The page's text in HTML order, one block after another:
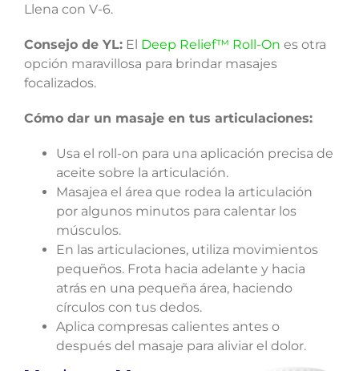
Llena con V-6.
Consejo de YL: El Deep Relief™ Roll-On es otra
opción maravillosa para brindar masajes
focalizados.
Cómo dar un masaje en tus articulaciones:
Usa el roll-on para una aplicación precisa de
aceite sobre la articulación.
Masajea el área que rodea la articulación
por algunos minutos para calentar los
músculos.
En las articulaciones, utiliza movimientos
pequeños. Frota hacia adelante y hacia
atrás en una pequeña área, haciendo
círculos con tus dedos.
Aplica compresas calientes antes o
después del masaje para aliviar el dolor.